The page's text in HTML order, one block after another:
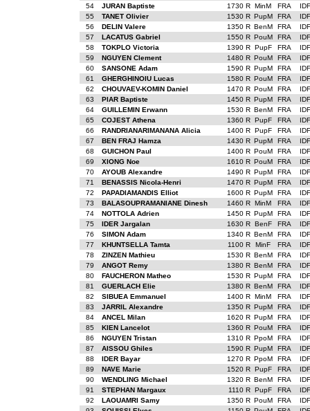
54
JURAN Baptiste 1730 R MinM FRA
IDF
55
TANET Olivier 1530 R PupM FRA
IDF
56
DELIN Valere 1350 R BenM FRA
IDF
57
LACATUS Gabriel 1550 R PouM FRA
IDF
58
TOKPLO Victoria 1390 R PupF FRA
IDF
59
NGUYEN Clement 1480 R PouM FRA
IDF
60
SANSONE Adam 1590 R PupM FRA
IDF
61
GHERGHINOIU Lucas 1580 R PouM FRA
IDF
62
CHOUVAEV-KOMIN Daniel 1470 R PouM FRA
IDF
63
PIAR Baptiste 1450 R PupM FRA
IDF
64
GUILLEMIN Erwann 1530 R BenM FRA
IDF
65
COJEST Athena 1360 R PupF FRA
IDF
66
RANDRIANARIMANANA Alicia 1400 R PupF FRA
IDF
67
BEN FRAJ Hamza 1430 R PupM FRA
IDF
68
GUICHON Paul 1400 R PouM FRA
IDF
69
XIONG Noe 1610 R PouM FRA
IDF
70
AYOUB Alexandre 1490 R PupM FRA
IDF
71
BENASSIS Nicola-Henri 1470 R PupM FRA
IDF
72
PAPADIAMANDIS Elliot 1600 R PupM FRA
IDF
73
BALASOUPRAMANIANE Dinesh 1460 R MinM FRA
IDF
74
NOTTOLA Adrien 1450 R PupM FRA
IDF
75
IDER Jargalan 1630 R BenF FRA
IDF
76
SIMON Adam 1340 R BenM FRA
IDF
77
KHUNTSELLA Tamta 1100 R MinF FRA
IDF
78
ZINZEN Mathieu 1530 R BenM FRA
IDF
79
ANGOT Remy 1380 R BenM FRA
IDF
80
FAUCHERON Matheo 1530 R PupM FRA
IDF
81
GUERLACH Elie 1380 R BenM FRA
IDF
82
SIBUEA Emmanuel 1400 R MinM FRA
IDF
83
JARRIL Alexandre 1350 R PupM FRA
IDF
84
ANCEL Milan 1620 R PupM FRA
IDF
85
KIEN Lancelot 1360 R PouM FRA
IDF
86
NGUYEN Tristan 1310 R PpoM FRA
IDF
87
AISSOU Ghiles 1590 R PupM FRA
IDF
88
IDER Bayar 1270 R PpoM FRA
IDF
89
NAVE Marie 1520 R PupF FRA
IDF
90
WENDLING Michael 1320 R BenM FRA
IDF
91
STEPHAN Margaux 1110 R PupF FRA
IDF
92
LAOUAMRI Samy 1350 R PouM FRA
IDF